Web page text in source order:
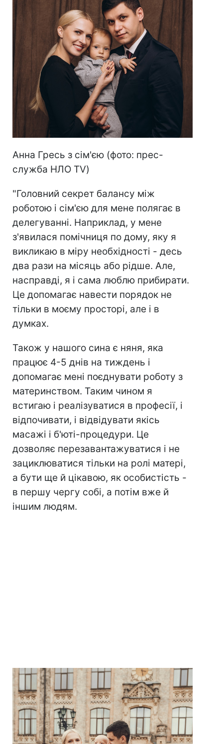
Анна Гресь з сім'єю (фото: прес-
служба НЛО TV)
"Головний секрет балансу між
роботою і сім'єю для мене полягає в
делегуванні. Наприклад, у мене
з'явилася помічниця по дому, яку я
викликаю в міру необхідності - десь
два рази на місяць або рідше. Але,
насправді, я і сама люблю прибирати.
Це допомагає навести порядок не
тільки в моєму просторі, але і в
думках.
Також у нашого сина є няня, яка
працює 4-5 днів на тиждень і
допомагає мені поєднувати роботу з
материнством. Таким чином я
встигаю і реалізуватися в професії, і
відпочивати, і відвідувати якісь
масажі і б'юті-процедури. Це
дозволяє перезавантажуватися і не
зациклюватися тільки на ролі матері,
а бути ще й цікавою, як особистість -
в першу чергу собі, а потім вже й
іншим людям.